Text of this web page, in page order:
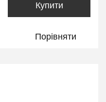
Купити
Порівняти